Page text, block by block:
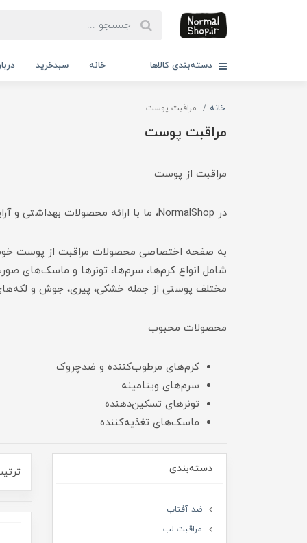
دسته‌بندی کالاها خانه سبدخرید
خانه مراقبت پوست
مراقبت پوست
مراقبت از پوست
در NormalShop، ما با ارائه محصولات بهداشتی و آرایشی با کیفیت بالا، راهی نوین برای زیبایی و سلامت پوست شما ارائه می‌دهیم
به صفحه اختصاصی محصولات مراقبت از پوست خوش
شامل انواع کرم‌ها، سرم‌ها، تونرها و ماسک‌های
مختلف پوستی از جمله خشکی، پیری، جوش و
محصولات محبوب
کرم‌های مرطوب‌کننده و ضدچروک
سرم‌های ویتامینه
تونرهای تسکین‌دهنده
ماسک‌های تغذیه‌کننده
دسته‌بندی
ضد آفتاب
مراقبت لب